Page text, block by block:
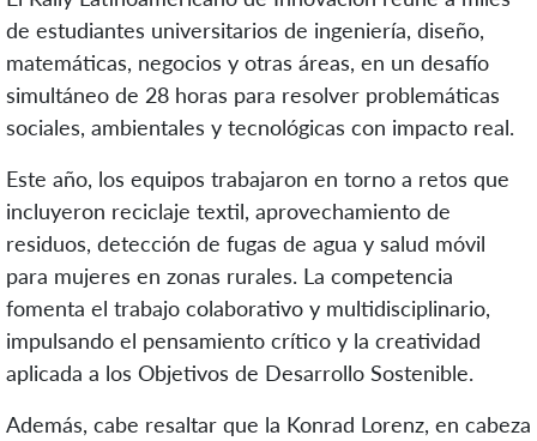
de estudiantes universitarios de ingeniería, diseño,
matemáticas, negocios y otras áreas, en un desafío
simultáneo de 28 horas para resolver problemáticas
sociales, ambientales y tecnológicas con impacto real.
Este año, los equipos trabajaron en torno a retos que
incluyeron reciclaje textil, aprovechamiento de
residuos, detección de fugas de agua y salud móvil
para mujeres en zonas rurales. La competencia
fomenta el trabajo colaborativo y multidisciplinario,
impulsando el pensamiento crítico y la creatividad
aplicada a los Objetivos de Desarrollo Sostenible.
Además, cabe resaltar que la Konrad Lorenz, en cabeza